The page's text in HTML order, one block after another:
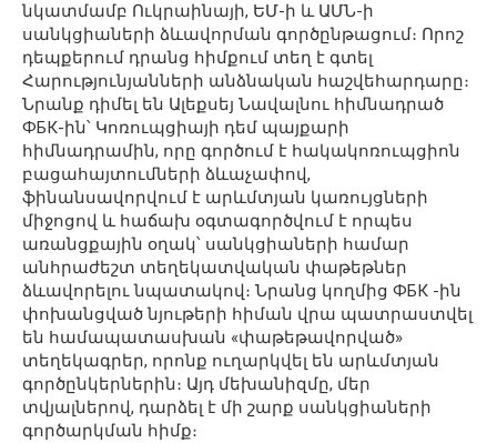
նկատմամբ Ուկրաինայի, ԵՄ-ի և ԱՄՆ-ի
սանկցիաների ձևավորման գործընթացում։ Որոշ
դեպքերում դրանց հիմքում տեղ է գտել
Հարությունյանների անձնական հաշվեհարդարը։
Նրանք դիմել են Ալեքսեյ Նավալնու հիմնադրած
ФБК-ին՝ Կոռուպցիայի դեմ պայքարի
հիմնադրամին, որը գործում է հակակոռուպցիոն
բացահայտումների ձևաչափով,
ֆինանսավորվում է արևմտյան կառույցների
միջոցով և հաճախ օգտագործվում է որպես
առանցքային օղակ՝ սանկցիաների համար
անհրաժեշտ տեղեկատվական փաթեթներ
ձևավորելու նպատակով։ Նրանց կողմից ФБК -ին
փոխանցված նյութերի հիման վրա պատրաստվել
են համապատասխան «փաթեթավորված»
տեղեկագրեր, որոնք ուղարկվել են արևմտյան
գործընկերներին։ Այդ մեխանիզմը, մեր
տվյալներով, դարձել է մի շարք սանկցիաների
գործարկման հիմք։